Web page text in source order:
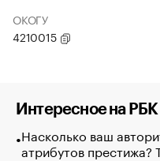
ОКОГУ
4210015
Интересное на РБК
Насколько ваш
атрибутов престижа?